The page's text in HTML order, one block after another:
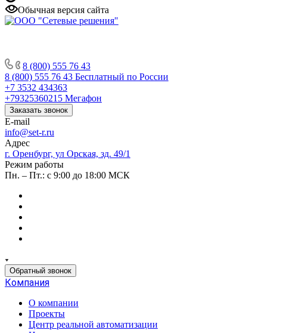
Обычная версия сайта
8 (800) 555 76 43
8 (800) 555 76 43 Бесплатный по России
+7 3532 434363
+79325360215 Мегафон
Заказать звонок
E-mail
info@set-r.ru
Адрес
г. Оренбург, ул Орская, зд. 49/1
Режим работы
Пн. – Пт.: с 9:00 до 18:00 МСК
Обратный звонок
Компания
О компании
Проекты
Центр реальной автоматизации